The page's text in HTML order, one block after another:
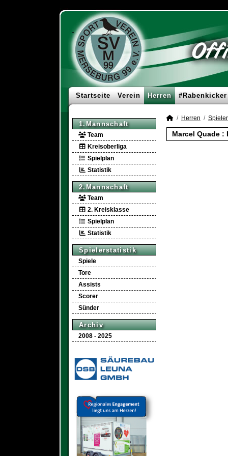
Startseite Verein Herren #Rabenkicker
1.Mannschaft
Team
Kreisoberliga
Spielplan
Statistik
2.Mannschaft
Team
2. Kreisklasse
Spielplan
Statistik
Spielerstatistik
Spiele
Tore
Assists
Scorer
Sünder
Archiv
2008 - 2025
Herren
Marcel Quade :